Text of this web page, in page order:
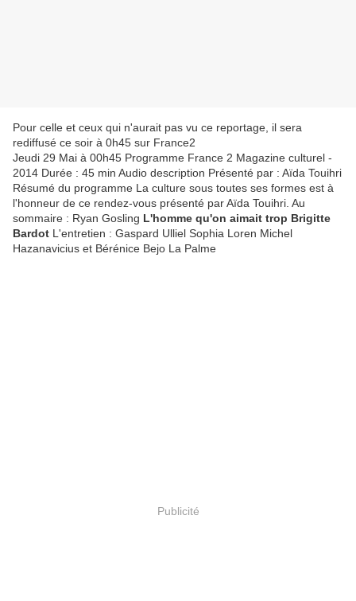
Pour celle et ceux qui n'aurait pas vu ce reportage, il sera
rediffusé ce soir à 0h45 sur France2
Jeudi 29 Mai à 00h45 Programme France 2 Magazine culturel -
2014 Durée : 45 min Audio description Présenté par : Aïda Touihri
Résumé du programme La culture sous toutes ses formes est à
l'honneur de ce rendez-vous présenté par Aïda Touihri. Au
sommaire : Ryan Gosling L'homme qu'on aimait trop Brigitte
Bardot L'entretien : Gaspard Ulliel Sophia Loren Michel
Hazanavicius et Bérénice Bejo La Palme
Publicité